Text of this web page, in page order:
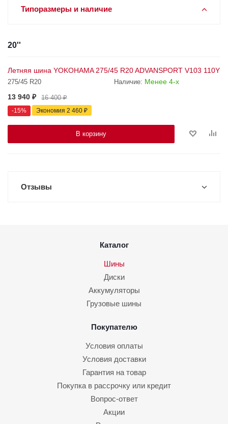
Типоразмеры и наличие
20''
Летняя шина YOKOHAMA 275/45 R20 ADVANSPORT V103 110Y
275/45 R20 Наличие: Менее 4-х
13 940 ₽ 16 400₽
-15% Экономия 2 460 ₽
В корзину
Отзывы
Каталог
Шины
Диски
Аккумуляторы
Грузовые шины
Покупателю
Условия оплаты
Условия доставки
Гарантия на товар
Покупка в рассрочку или кредит
Вопрос-ответ
Акции